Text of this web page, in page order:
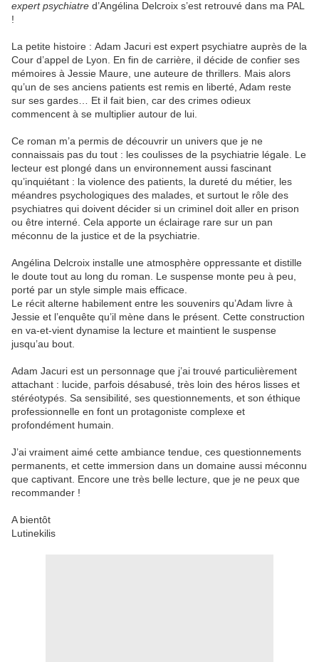
expert psychiatre d’Angélina Delcroix s’est retrouvé dans ma PAL
!
La petite histoire : Adam Jacuri est expert psychiatre auprès de la
Cour d’appel de Lyon. En fin de carrière, il décide de confier ses
mémoires à Jessie Maure, une auteure de thrillers. Mais alors
qu’un de ses anciens patients est remis en liberté, Adam reste
sur ses gardes… Et il fait bien, car des crimes odieux
commencent à se multiplier autour de lui.
Ce roman m’a permis de découvrir un univers que je ne
connaissais pas du tout : les coulisses de la psychiatrie légale. Le
lecteur est plongé dans un environnement aussi fascinant
qu’inquiétant : la violence des patients, la dureté du métier, les
méandres psychologiques des malades, et surtout le rôle des
psychiatres qui doivent décider si un criminel doit aller en prison
ou être interné. Cela apporte un éclairage rare sur un pan
méconnu de la justice et de la psychiatrie.
Angélina Delcroix installe une atmosphère oppressante et distille
le doute tout au long du roman. Le suspense monte peu à peu,
porté par un style simple mais efficace.
Le récit alterne habilement entre les souvenirs qu’Adam livre à
Jessie et l’enquête qu’il mène dans le présent. Cette construction
en va-et-vient dynamise la lecture et maintient le suspense
jusqu’au bout.
Adam Jacuri est un personnage que j’ai trouvé particulièrement
attachant : lucide, parfois désabusé, très loin des héros lisses et
stéréotypés. Sa sensibilité, ses questionnements, et son éthique
professionnelle en font un protagoniste complexe et
profondément humain.
J’ai vraiment aimé cette ambiance tendue, ces questionnements
permanents, et cette immersion dans un domaine aussi méconnu
que captivant. Encore une très belle lecture, que je ne peux que
recommander !
A bientôt
Lutinekilis